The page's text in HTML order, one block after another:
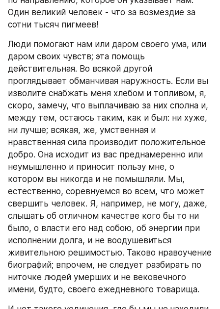
Один великий человек - что за возмездие за
сотни тысяч пигмеев!
Люди помогают нам или даром своего ума, или
даром своих чувств; эта помощь
действительная. Во всякой другой
проглядывает обманчивая наружность. Если вы
изволите снабжать меня хлебом и топливом, я,
скоро, замечу, что выплачиваю за них сполна и,
между тем, остаюсь таким, как и был: ни хуже,
ни лучше; всякая, же, умственная и
нравственная сила производит положительное
добро. Она исходит из вас преднамеренно или
неумышленно и приносит пользу мне, о
котором вы никогда и не помышляли. Мы,
естественно, соревнуемся во всем, что может
свершить человек. Я, например, не могу, даже,
слышать об отличном качестве кого бы то ни
было, о власти его над собою, об энергии при
исполнении долга, и не воодушевиться
живительною решимостью. Таково нравоучение
биографий; впрочем, не следует разбирать по
ниточке людей умерших и не вековечного
имени, будто, своего ежедневного товарища.